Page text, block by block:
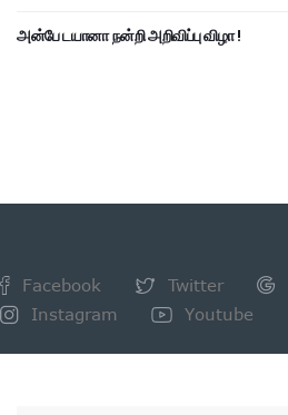
அன்பே டயானா நன்றி அறிவிப்பு விழா !
Facebook Twitter
Instagram
Youtube